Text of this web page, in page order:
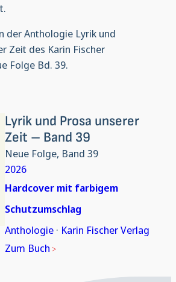
der Anthologie Lyrik und
Zeit des Karin Fischer
Folge Bd. 39.
Lyrik und Prosa unserer
Zeit – Band 39
Neue Folge, Band 39
2026
Hardcover mit farbigem
Schutzumschlag
Anthologie · Karin Fischer Verlag
Zum Buch